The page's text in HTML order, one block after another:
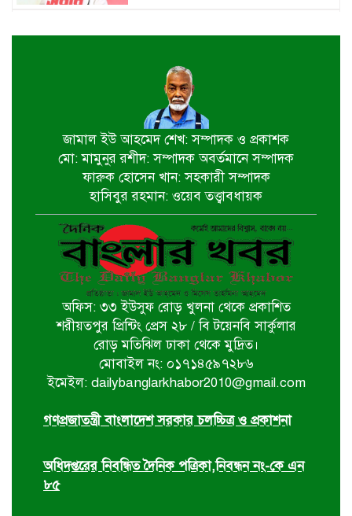
সম্মান দেয়া রাষ্ট্রের পবিত্র দায়িত্ব-ভারপ্রাপ্ত
৫ আগস্ট স্বাধীনতাপ্রিয় মানুষের বিজয়ের
দিন-প্রধানমন্ত্রী
পাইকগাছায় জুলাই গণঅভ্যুত্থান দিবস
পালিত
বটিয়াঘাটায় জুলাই গণঅভ্যুত্থান দিবস
উপলক্ষ্যে পুরস্কার বিতরণ ও সভা অনুষ্ঠিত
দিঘলিয়ায় ট্রাক চাপায় নিহতের ঘটনায়
ঘাতক ট্রাক চালককে গ্রেফতার করেছে
র‍্যাব-৬
ঘোড়াঘাট পৌর বিএনপির উদ্যোগে ৫ই
জামাল ইউ আহমেদ শেখ: সম্পাদক ও প্রকাশক
মো: মামুনুর রশীদ: সম্পাদক অবর্তমানে সম্পাদক
ফারুক হোসেন খান: সহকারী সম্পাদক
হাসিবুর রহমান: ওয়েব তত্ত্বাবধায়ক
অফিস: ৩৩ ইউসুফ রোড় খুলনা থেকে প্রকাশিত
শরীয়তপুর প্রিন্টিং প্রেস ২৮ / বি টয়েনবি সার্কুলার
রোড় মতিঝিল ঢাকা থেকে মুদ্রিত।
মোবাইল নং: ০১৭১৪৫৯৭২৮৬
ইমেইল: dailybanglarkhabor2010@gmail.com
গণপ্রজাতন্ত্রী বাংলাদেশ সরকার চলচ্চিত্র ও প্রকাশনা
অধিদপ্তরের নিবন্ধিত দৈনিক পত্রিকা,নিবন্ধন নং-কে এন
৮৫